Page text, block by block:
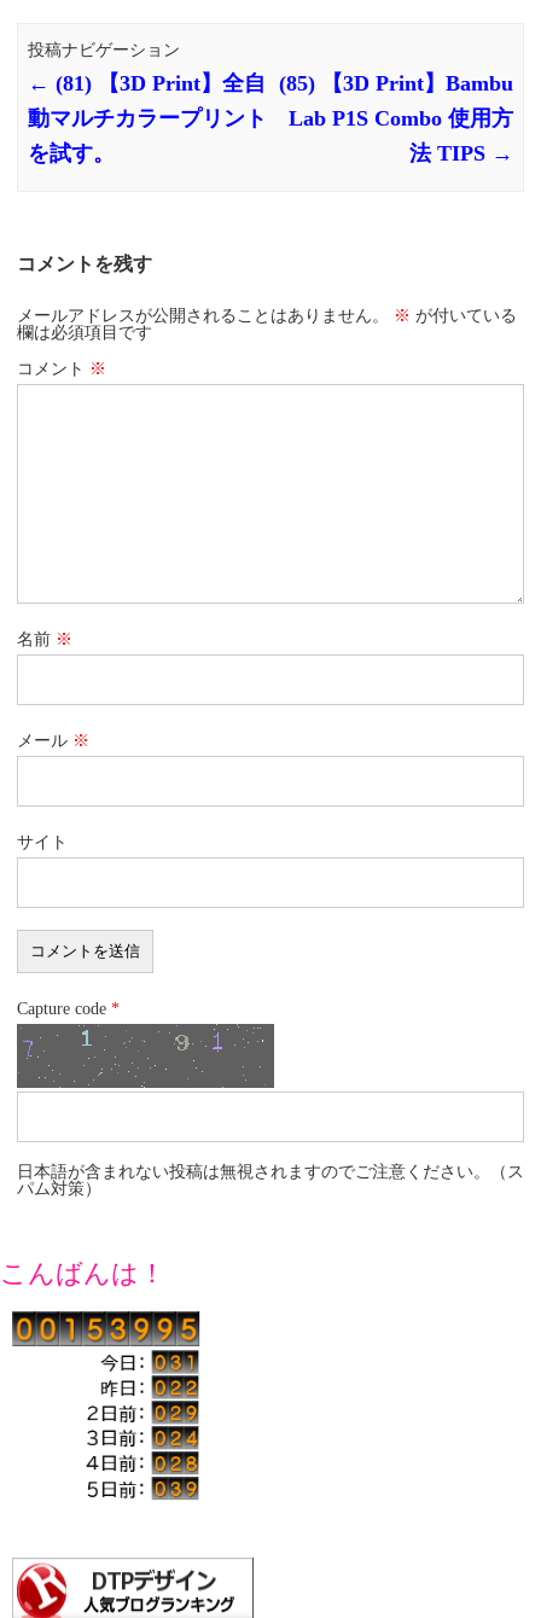
投稿ナビゲーション
← (81) 【3D Print】全自
動マルチカラープリント
を試す。
(85) 【3D Print】Bambu
Lab P1S Combo 使用方
法 TIPS →
コメントを残す
メールアドレスが公開されることはありません。 ※ が付いている
欄は必須項目です
コメント ※
名前 ※
メール ※
サイト
Capture code *
日本語が含まれない投稿は無視されますのでご注意ください。（ス
パム対策）
こんばんは！